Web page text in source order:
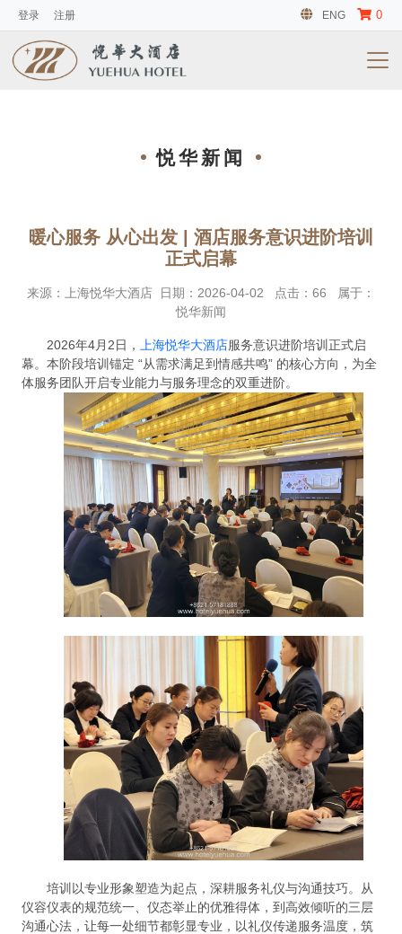
登录 注册 ENG 0
悦华新闻
暖心服务 从心出发 | 酒店服务意识进阶培训
正式启幕
来源： 上海悦华大酒店 日期： 2026-04-02 点击： 66
属于：
悦华新闻
2026年4月2日， 上海悦华大酒店服务意识进阶培训正式启
幕。本阶段培训锚定 “从需求满足到情感共鸣” 的核心方向，为全
体服务团队开启专业能力与服务理念的双重进阶。
培训以专业形象塑造为起点，深耕服务礼仪与沟通技巧。从
仪容仪表的规范统一、仪态举止的优雅得体，到高效倾听的三层
沟通心法，让每一处细节都彰显专业，以礼仪传递服务温度，筑